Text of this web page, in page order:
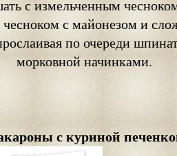
с измельченным
с майонезом и
по очереди
морковной начинками.
с куриной